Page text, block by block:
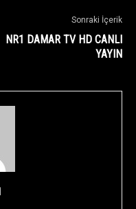
Sonraki İçerik
NR1 DAMAR TV HD CANLI
YAYIN